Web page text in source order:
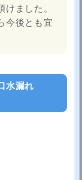
けました。
今後とも宜
口水漏れ